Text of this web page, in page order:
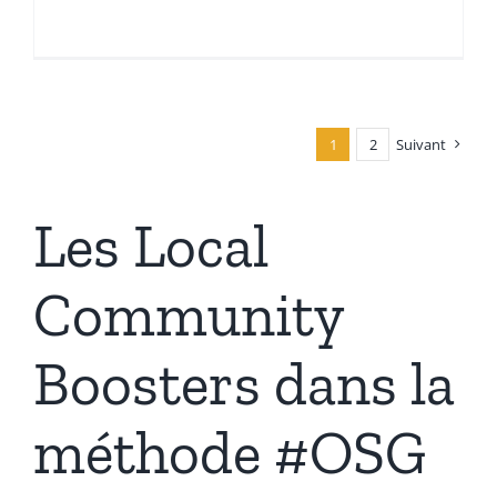
1 2 Suivant
Les Local
Community
Boosters dans la
méthode #OSG